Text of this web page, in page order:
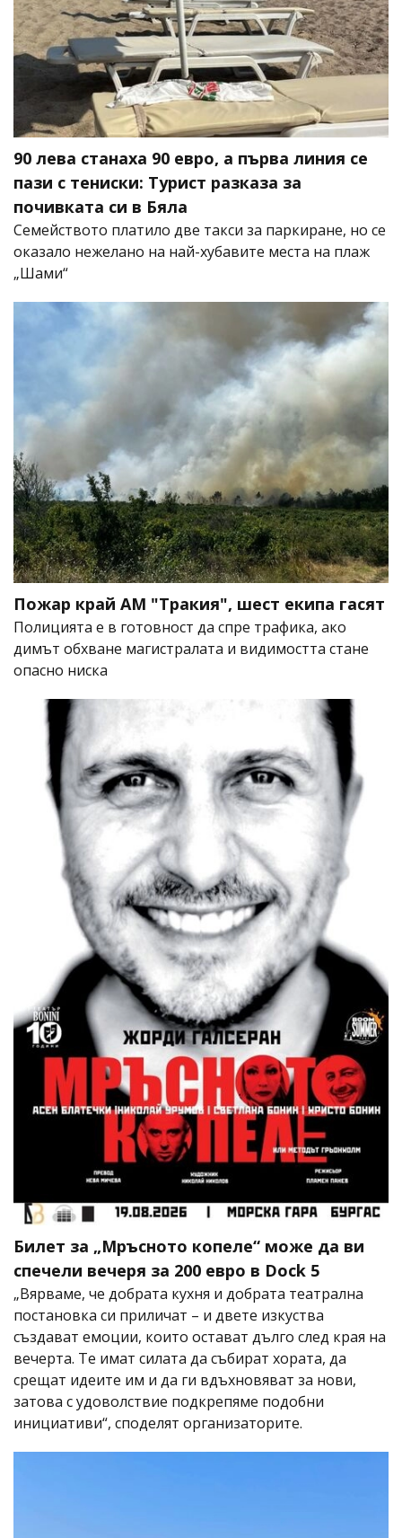
90 лева станаха 90 евро, а първа линия се
пази с тениски: Турист разказа за
почивката си в Бяла
Семейството платило две такси за паркиране, но се
оказало нежелано на най-хубавите места на плаж
„Шами“
Пожар край АМ "Тракия", шест екипа гасят
Полицията е в готовност да спре трафика, ако
димът обхване магистралата и видимостта стане
опасно ниска
Билет за „Мръсното копеле“ може да ви
спечели вечеря за 200 евро в Dock 5
„Вярваме, че добрата кухня и добрата театрална
постановка си приличат – и двете изкуства
създават емоции, които остават дълго след края на
вечерта. Те имат силата да събират хората, да
срещат идеите им и да ги вдъхновяват за нови,
затова с удоволствие подкрепяме подобни
инициативи“, споделят организаторите.